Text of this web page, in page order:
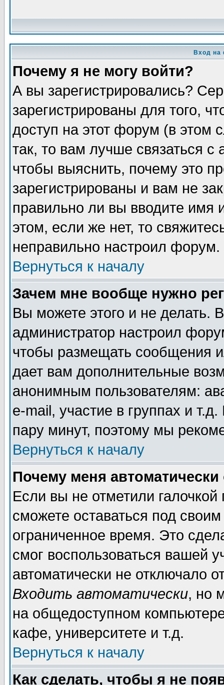
Вход на
Почему я не могу войти?
А вы зарегистрировались?
зарегистрированы для того,
доступ на этот форум (в этом
так, то вам лучше связаться
чтобы выяснить, почему это
зарегистрированы и вам не
правильно ли вы вводите
этом, если же нет, то
неправильно настроил форум.
Вернуться к началу
Зачем мне вообще нужно
Вы можете этого и не делать.
администратор настроил
чтобы размещать сообщения
дает вам дополнительные
анонимным пользователям:
e-mail, участие в группах и
пару минут, поэтому мы
Вернуться к началу
Почему меня автоматически
Если вы не отметили галочкой
сможете оставаться под
ограниченное время. Это
смог воспользоваться вашей
автоматически не отключало
Входить автоматически, но
на общедоступном
кафе, университете и т.д.
Вернуться к началу
Как сделать, чтобы я не